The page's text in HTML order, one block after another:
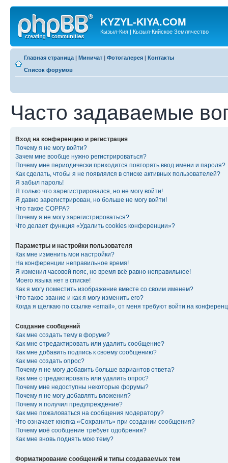
KYZYL-KIYA.COM
Кызыл-Кия | Кызыл-Кийское Землячество
Главная страница | Миничат | Фотогалерея | Контакты
Список форумов
Часто задаваемые
Вход на конференцию и регистрация
Почему я не могу войти?
Зачем мне вообще нужно регистрироваться?
Почему мне периодически приходится повторять ввод имени и пароля?
Как сделать, чтобы я не появлялся в списке активных пользователей?
Я забыл пароль!
Я только что зарегистрировался, но не могу войти!
Я давно зарегистрирован, но больше не могу войти!
Что такое COPPA?
Почему я не могу зарегистрироваться?
Что делает функция «Удалить cookies конференции»?
Параметры и настройки пользователя
Как мне изменить мои настройки?
На конференции неправильное время!
Я изменил часовой пояс, но время всё равно неправильное!
Моего языка нет в списке!
Как я могу поместить изображение вместе со своим именем?
Что такое звание и как я могу изменить его?
Когда я щёлкаю по ссылке «email», от меня требуют войти на
Создание сообщений
Как мне создать тему в форуме?
Как мне отредактировать или удалить сообщение?
Как мне добавить подпись к своему сообщению?
Как мне создать опрос?
Почему я не могу добавить больше вариантов ответа?
Как мне отредактировать или удалить опрос?
Почему мне недоступны некоторые форумы?
Почему я не могу добавлять вложения?
Почему я получил предупреждение?
Как мне пожаловаться на сообщения модератору?
Что означает кнопка «Сохранить» при создании сообщения?
Почему моё сообщение требует одобрения?
Как мне вновь поднять мою тему?
Форматирование сообщений и типы создаваемых тем